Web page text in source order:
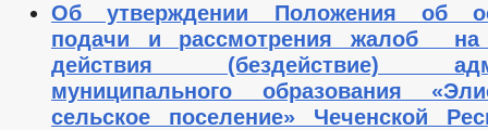
Об утверждении Положения об
подачи и рассмотрения жалоб
действия (бездействие)
муниципального образования
сельское поселение» Чеченской